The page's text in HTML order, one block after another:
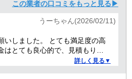
この業者の口コミをもっと見る▶
うーちゃん(2026/02/11)
いしました。 とても満足度の高
はとても良心的で、見積もりか
ーズ。運び出し・運び込みの作
詳しく見る▼